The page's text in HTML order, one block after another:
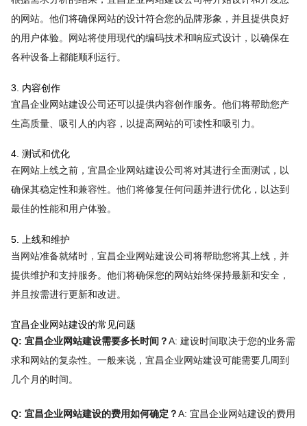
的网站。他们将确保网站的设计符合您的品牌形象，并且提供良好
的用户体验。网站将使用现代的编码技术和响应式设计，以确保在
各种设备上都能顺利运行。
3. 内容创作
宜昌企业网站建设公司还可以提供内容创作服务。他们将帮助您产
生高质量、吸引人的内容，以提高网站的可读性和吸引力。
4. 测试和优化
在网站上线之前，宜昌企业网站建设公司将对其进行全面测试，以
确保其稳定性和兼容性。他们将修复任何问题并进行优化，以达到
最佳的性能和用户体验。
5. 上线和维护
当网站准备就绪时，宜昌企业网站建设公司将帮助您将其上线，并
提供维护和支持服务。他们将确保您的网站始终保持最新和安全，
并且按需进行更新和改进。
宜昌企业网站建设的常见问题
Q: 宜昌企业网站建设需要多长时间？A: 建设时间取决于您的业务需
求和网站的复杂性。一般来说，宜昌企业网站建设可能需要几周到
几个月的时间。
Q: 宜昌企业网站建设的费用如何确定？A: 宜昌企业网站建设的费用